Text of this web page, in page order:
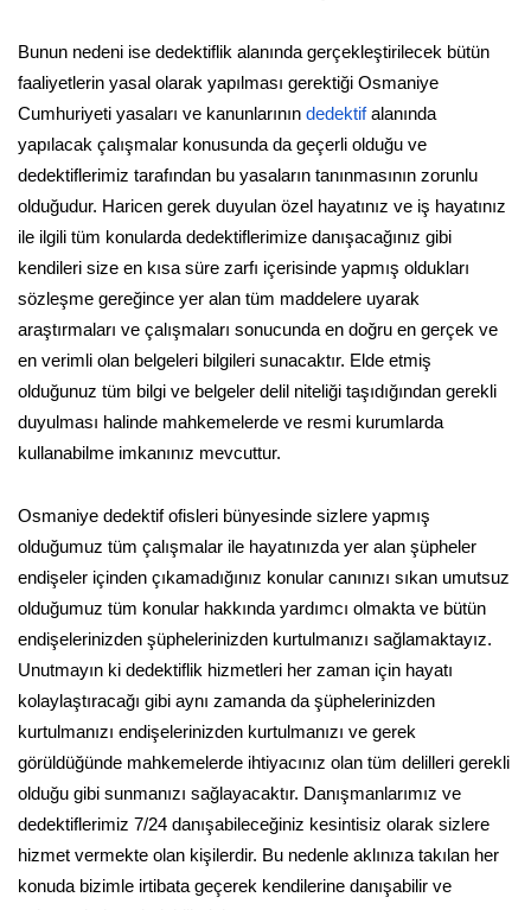
Bunun nedeni ise dedektiflik alanında gerçekleştirilecek bütün
faaliyetlerin yasal olarak yapılması gerektiği Osmaniye
Cumhuriyeti yasaları ve kanunlarının dedektifalanında
yapılacak çalışmalar konusunda da geçerli olduğu ve
dedektiflerimiz tarafından bu yasaların tanınmasının zorunlu
olduğudur. Haricen gerek duyulan özel hayatınız ve iş hayatınız
ile ilgili tüm konularda dedektiflerimize danışacağınız gibi
kendileri size en kısa süre zarfı içerisinde yapmış oldukları
sözleşme gereğince yer alan tüm maddelere uyarak
araştırmaları ve çalışmaları sonucunda en doğru en gerçek ve
en verimli olan belgeleri bilgileri sunacaktır. Elde etmiş
olduğunuz tüm bilgi ve belgeler delil niteliği taşıdığından gerekli
duyulması halinde mahkemelerde ve resmi kurumlarda
kullanabilme imkanınız mevcuttur.
Osmaniye dedektif ofisleri bünyesinde sizlere yapmış
olduğumuz tüm çalışmalar ile hayatınızda yer alan şüpheler
endişeler içinden çıkamadığınız konular canınızı sıkan umutsuz
olduğumuz tüm konular hakkında yardımcı olmakta ve bütün
endişelerinizden şüphelerinizden kurtulmanızı sağlamaktayız.
Unutmayın ki dedektiflik hizmetleri her zaman için hayatı
kolaylaştıracağı gibi aynı zamanda da şüphelerinizden
kurtulmanızı endişelerinizden kurtulmanızı ve gerek
görüldüğünde mahkemelerde ihtiyacınız olan tüm delilleri gerekli
olduğu gibi sunmanızı sağlayacaktır. Danışmanlarımız ve
dedektiflerimiz 7/24 danışabileceğiniz kesintisiz olarak sizlere
hizmet vermekte olan kişilerdir. Bu nedenle aklınıza takılan her
konuda bizimle irtibata geçerek kendilerine danışabilir ve